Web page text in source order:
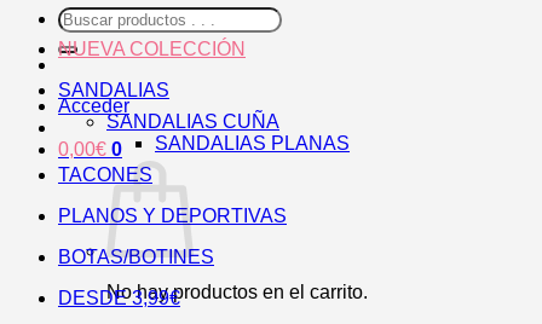
Buscar
por:
Acceder
0,00€ 0
No hay productos en el carrito.
NUEVA COLECCIÓN
SANDALIAS
SANDALIAS CUÑA
SANDALIAS PLANAS
TACONES
PLANOS Y DEPORTIVAS
BOTAS/BOTINES
DESDE 3,99€